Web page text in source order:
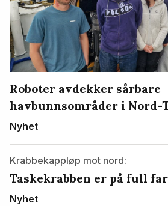
Roboter avdekker sårbare
havbunnsområder i Nord-
Nyhet
Krabbekappløp mot nord:
Taskekrabben er på full
Nyhet